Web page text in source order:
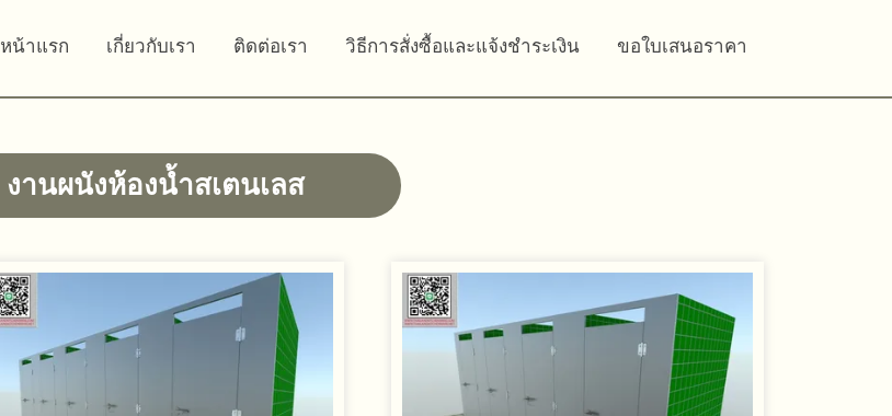
หน้าแรก เกี่ยวกับเรา ติดต่อเรา วิธีการสั่งซื้อและแจ้งชำระเงิน ขอใบเสนอราคา
งานผนังห้องน้ำสเตนเลส